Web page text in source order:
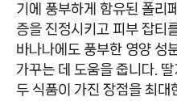
기에 풍부하게 함유된 폴리
증을 진정시키고 피부 잡티
바나나에도 풍부한 영양 성
가꾸는 데 도움을 줍니다.
두 식품이 가진 장점을 최대